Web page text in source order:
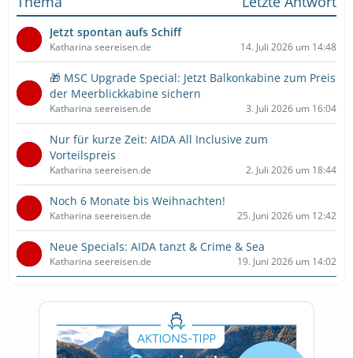
Jetzt spontan aufs Schiff
Katharina seereisen.de 14. Juli 2026 um 14:48
🎁 MSC Upgrade Special: Jetzt Balkonkabine zum Preis
der Meerblickkabine sichern
Katharina seereisen.de 3. Juli 2026 um 16:04
Nur für kurze Zeit: AIDA All Inclusive zum
Vorteilspreis
Katharina seereisen.de 2. Juli 2026 um 18:44
Noch 6 Monate bis Weihnachten!
Katharina seereisen.de 25. Juni 2026 um 12:42
Neue Specials: AIDA tanzt & Crime & Sea
Katharina seereisen.de 19. Juni 2026 um 14:02